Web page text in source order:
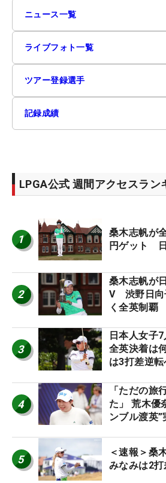
ニュース一覧
ライブフォト一覧
ツアー登録選手
記録成績
LPGA公式 週間アクセスラン
1
桑木志帆が
円ゲット
2
桑木志帆が
V 渋野日向
く全英制覇
3
日本人女子
全英決着は
は3打差逆転
4
「ただの旅
た」 荒木優
ンブル渡英
5
＜速報＞桑
みなみは2